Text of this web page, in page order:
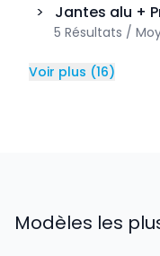
> Jantes alu +
5 Résultats /
Voir plus (16)
Modèles les